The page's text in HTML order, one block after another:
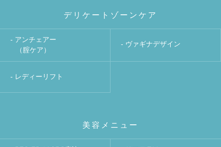
デリケートゾーンケア
- アンチェアー
（腟ケア）
- ヴァギナデザイン
- レディーリフト
美容メニュー